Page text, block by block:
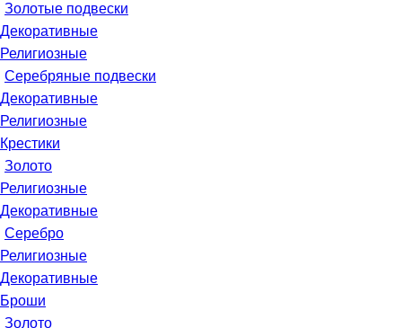
Золотые подвески
Декоративные
Религиозные
Серебряные подвески
Декоративные
Религиозные
Крестики
Золото
Религиозные
Декоративные
Серебро
Религиозные
Декоративные
Броши
Золото